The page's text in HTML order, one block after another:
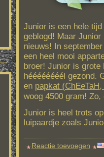
Junior is een hele
geblogd! Maar
nieuws! In
een heel mooi
broer! Junior is grote
héééééééél gezond.
en papkat
woog 4500 gram!
Junior is heel trots
luipaardje zoals
Reactie toevoegen